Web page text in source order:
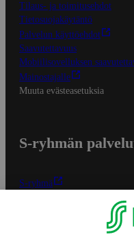
Tilaus- ja toimitusehdot
Tietosuojakäytäntö
Palvelun käyttöehdot
Saavutettavuus
Mobiilisovelluksen
Mainostajalle
Muuta evästeasetuksia
S-ryhmän
S-ryhmä
Yhteishyvä Ruoka -sovellus